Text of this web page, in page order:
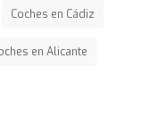
Coches en Cádiz
en Alicante